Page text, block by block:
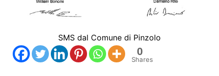
SMS dal Comune di Pinzolo
0
Shares